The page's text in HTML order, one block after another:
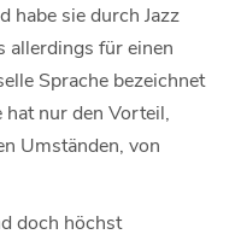
habe sie durch Jazz
allerdings für einen
Sprache bezeichnet
nur den Vorteil,
Umständen, von
doch höchst